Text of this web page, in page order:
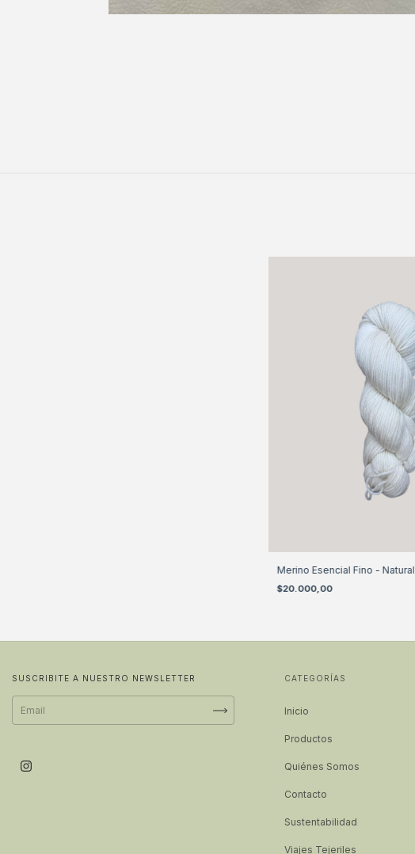
Merino Esencial Fino - Natural
$20.000,00
SUSCRIBITE A NUESTRO NEWSLETTER CATEGORÍAS
Inicio
Productos
Quiénes Somos
Contacto
Sustentabilidad
Viajes Tejeriles